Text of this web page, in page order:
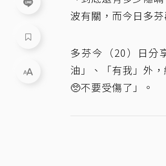
波有關，而今日多
多芬今（20）日分
油」、「有我」外
🥺不要受傷了」。